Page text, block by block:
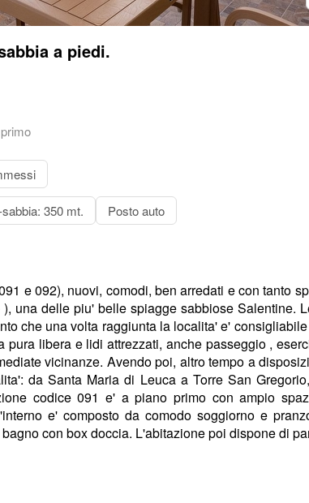
a piedi.
350 mt. Posto auto
e 092), nuovi, comodi, ben arredati e con tanto
una delle piu' belle spiagge sabbiose Salentine.
che una volta raggiunta la localita' e'
libera e lidi attrezzati, anche passeggio ,
vicinanze. Avendo poi, altro tempo a
da Santa Maria di Leuca a Torre San
codice 091 e' a piano primo con ampio
e' composto da comodo soggiorno e
con box doccia. L'abitazione poi dispone di